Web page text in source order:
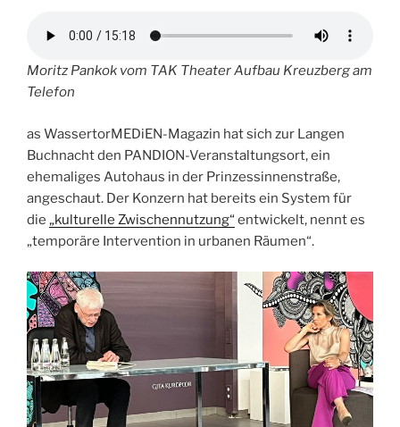
Moritz Pankok vom TAK Theater Aufbau Kreuzberg am
Telefon
as WassertorMEDiEN-Magazin hat sich zur Langen
Buchnacht den PANDION-Veranstaltungsort, ein
ehemaliges Autohaus in der Prinzessinnenstraße,
angeschaut. Der Konzern hat bereits ein System für
die „kulturelle Zwischennutzung“ entwickelt, nennt es
„temporäre Intervention in urbanen Räumen“.